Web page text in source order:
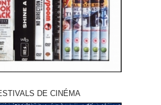
DE CINÉMA